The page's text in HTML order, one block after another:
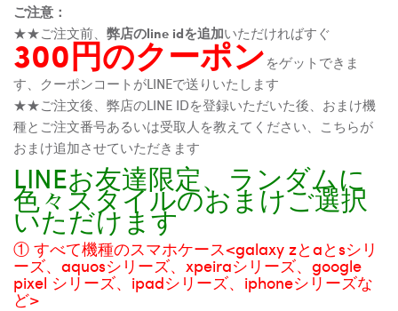
ご注意：
★★ご注文前、 弊店のline idを追加いただければすぐ
300円のクーポンをゲットできま
す、クーポンコートがLINEで送りいたします
★★ご注文後、弊店のLINE IDを登録いただいた後、おまけ機
種とご注文番号あるいは受取人を教えてください、こちらが
おまけ追加させていただきます
LINEお友達限定、ランダムに
色々スタイルのおまけご選択
いただけます
① すべて機種のスマホケース<galaxy zとaとsシリ
ーズ、aquosシリーズ、xpeiraシリーズ、google
pixel シリーズ、ipadシリーズ、iphoneシリーズな
ど>